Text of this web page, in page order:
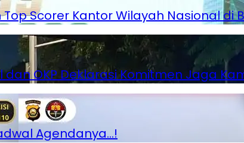
Scorer Kantor Wilayah Nasional di
dan OKP Deklarasi Komitmen Jaga
Agendanya…!